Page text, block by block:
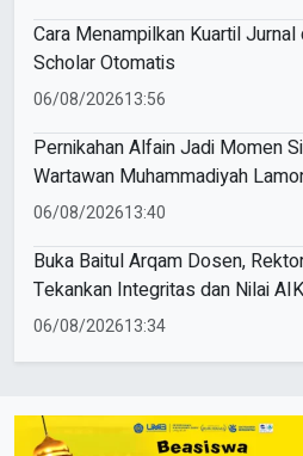
Cara Menampilkan Kuartil
Scholar Otomatis
06/08/202613:56
Pernikahan Alfain Jadi Momen
Wartawan Muhammadiyah
06/08/202613:40
Buka Baitul Arqam Dosen,
Tekankan Integritas dan Nilai AIK
06/08/202613:34